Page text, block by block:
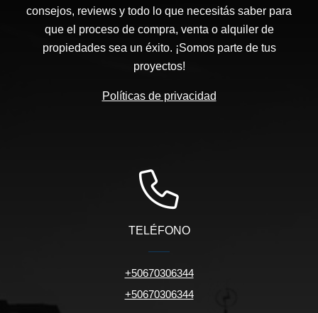
consejos, reviews y todo lo que necesitás saber para
que el proceso de compra, venta o alquiler de
propiedades sea un éxito. ¡Somos parte de tus
proyectos!
Políticas de privacidad
TELÉFONO
+50670306344
+50670306344